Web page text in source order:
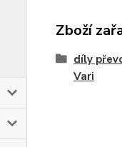
Zboží
díly
Vari